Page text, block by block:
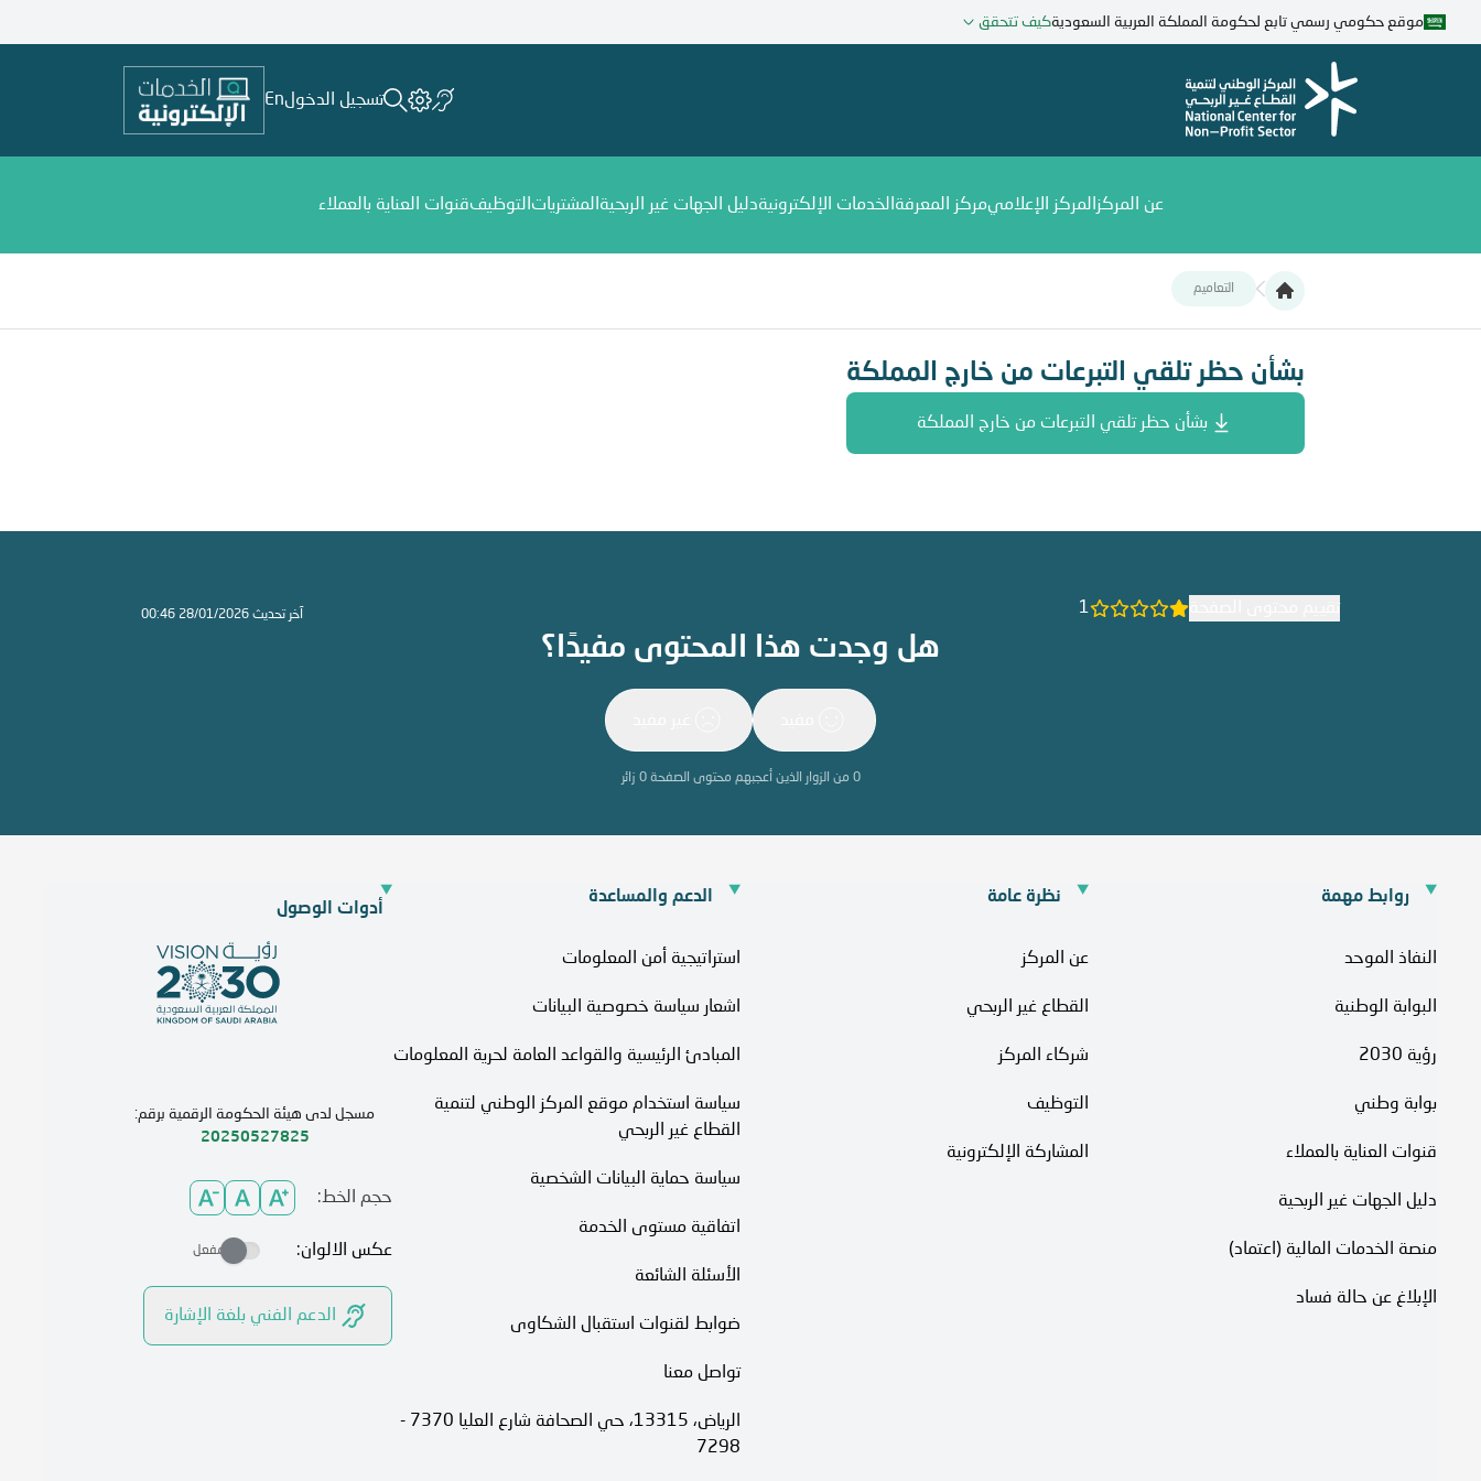
موقع حكومي رسمي تابع لحكومة المملكة العربية السعوديةكيف تتحقق
تسجيل الدخولEn
عن المركز المركز الإعلاميمركز المعرفة الخدمات الإلكترونيةدليل الجهات غير الربحية المشتريات التوظيفقنوات العناية بالعملاء
التعاميم
بشأن حظر تلقي التبرعات من خارج المملكة
بشأن حظر تلقي التبرعات من خارج المملكة
بشأن حظر تلقي التبرعات من خارج المملكة
هل وجدت هذا المحتوى مفيدًا؟
0 من الزوار الذين أعجبهم محتوى الصفحة0 زائر
1 آخر تحديث 28/01/2026 00:46
أدوات الوصول
مسجل لدى هيئة الحكومة الرقمية برقم:
20250527825
حجم الخط:
عكس الالوان: مفعل
الدعم الفني بلغة الإشارة
روابط مهمة
النفاذ الموحد
البوابة الوطنية
رؤية 2030
بوابة وطني
قنوات العناية بالعملاء
دليل الجهات غير الربحية
منصة الخدمات المالية (اعتماد)
الإبلاغ عن حالة فساد
نظرة عامة
عن المركز
القطاع غير الربحي
شركاء المركز
التوظيف
المشاركة الإلكترونية
الدعم والمساعدة
استراتيجية أمن المعلومات
اشعار سياسة خصوصية البيانات
المبادئ الرئيسية والقواعد العامة لحرية المعلومات
سياسة استخدام موقع المركز الوطني لتنمية
القطاع غير الربحي
سياسة حماية البيانات الشخصية
اتفاقية مستوى الخدمة​
الأسئلة الشائعة
ضوابط لقنوات استقبال الشكاوى
تواصل معنا
الرياض، 13315، حي الصحافة شارع العليا 7370 -
7298